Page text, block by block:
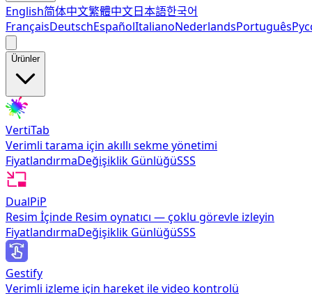
English简体中文繁體中文日本語한국어
FrançaisDeutschEspañolItalianoNederlandsPortuguês
Ürünler
VertiTab
Verimli tarama için akıllı sekme yönetimi
FiyatlandırmaDeğişiklik GünlüğüSSS
DualPiP
Resim İçinde Resim oynatıcı — çoklu görevle izleyin
FiyatlandırmaDeğişiklik GünlüğüSSS
Gestify
Verimli izleme için hareket ile video kontrolü